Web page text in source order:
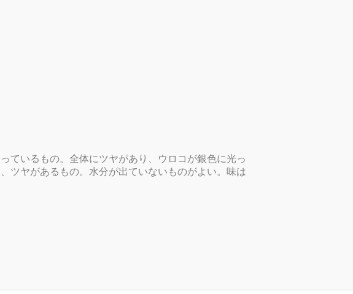
ているもの。全体にツヤがあり、ウロコが銀色に光っ
ツヤがあるもの。水分が出ていないものがよい。味は